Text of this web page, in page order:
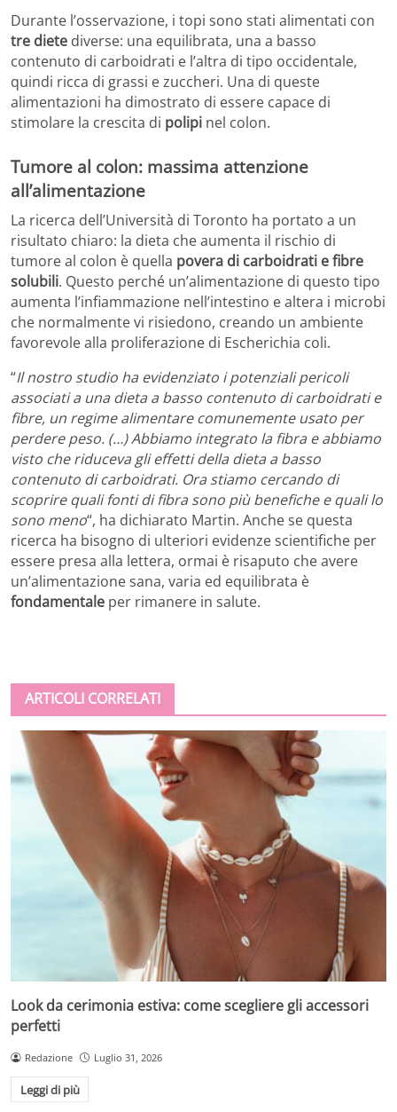
Durante l’osservazione, i topi sono stati alimentati con
tre diete diverse: una equilibrata, una a basso
contenuto di carboidrati e l’altra di tipo occidentale,
quindi ricca di grassi e zuccheri. Una di queste
alimentazioni ha dimostrato di essere capace di
stimolare la crescita di polipi nel colon.
Tumore al colon: massima attenzione
all’alimentazione
La ricerca dell’Università di Toronto ha portato a un
risultato chiaro: la dieta che aumenta il rischio di
tumore al colon è quella povera di carboidrati e fibre
solubili. Questo perché un’alimentazione di questo tipo
aumenta l’infiammazione nell’intestino e altera i microbi
che normalmente vi risiedono, creando un ambiente
favorevole alla proliferazione di Escherichia coli.
“Il nostro studio ha evidenziato i potenziali pericoli
associati a una dieta a basso contenuto di carboidrati e
fibre, un regime alimentare comunemente usato per
perdere peso. (…) Abbiamo integrato la fibra e abbiamo
visto che riduceva gli effetti della dieta a basso
contenuto di carboidrati. Ora stiamo cercando di
scoprire quali fonti di fibra sono più benefiche e quali lo
sono meno“, ha dichiarato Martin. Anche se questa
ricerca ha bisogno di ulteriori evidenze scientifiche per
essere presa alla lettera, ormai è risaputo che avere
un’alimentazione sana, varia ed equilibrata è
fondamentale per rimanere in salute.
ARTICOLI CORRELATI
Look da cerimonia estiva: come scegliere gli accessori
perfetti
Redazione Luglio 31, 2026
Leggi di più